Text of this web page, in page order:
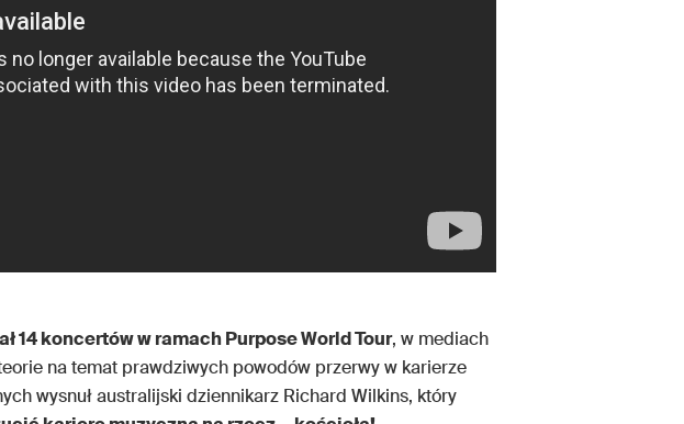
14 koncertów w ramach Purpose World Tour, w mediach
na temat prawdziwych powodów przerwy w karierze
wysnuł australijski dziennikarz Richard Wilkins, który